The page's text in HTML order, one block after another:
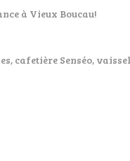
à Vieux Boucau!
cafetière Senséo,